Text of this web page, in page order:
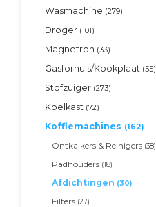
Wasmachine (279)
Droger (101)
Magnetron (33)
Gasfornuis/Kookplaat (55)
Stofzuiger (273)
Koelkast (72)
Koffiemachines (162)
Ontkalkers & Reinigers (38)
Padhouders (18)
Afdichtingen (30)
Filters (27)